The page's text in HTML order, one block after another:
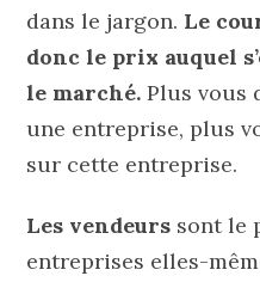
dans le jargon. Le
donc le prix auquel
le marché. Plus vous
une entreprise, plus
sur cette entreprise.
Les vendeurs sont le
entreprises elles-